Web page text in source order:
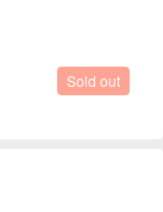
Sold out